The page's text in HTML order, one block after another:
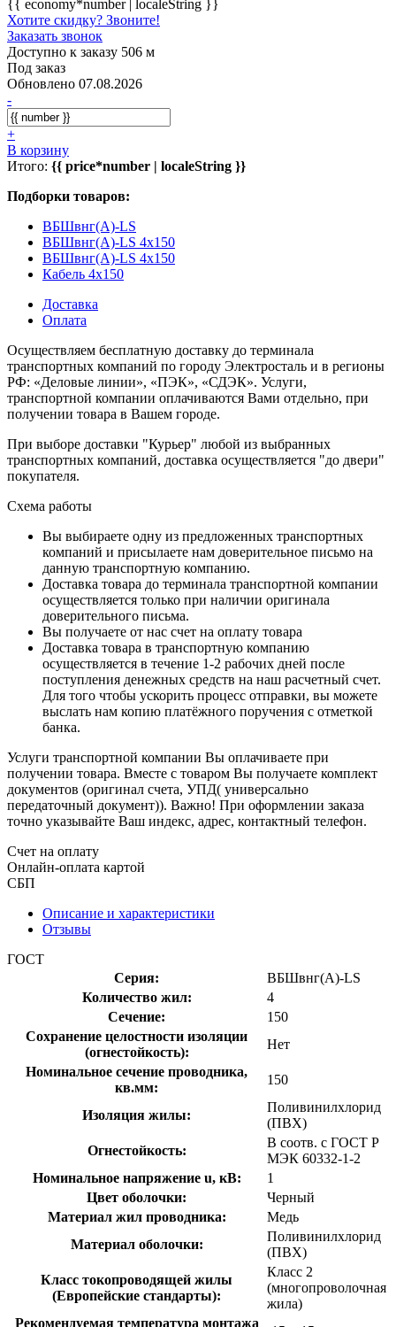
{{ economy*number | localeString }}
Хотите скидку? Звоните!
Заказать звонок
Доступно к заказу 506 м
Под заказ
Обновлено 07.08.2026
-
+
В корзину
Итого: {{ price*number | localeString }}
Подборки товаров:
ВБШвнг(А)-LS
ВБШвнг(А)-LS 4x150
ВБШвнг(A)-LS 4x150
Кабель 4x150
Доставка
Оплата
Осуществляем бесплатную доставку до терминала
транспортных компаний по городу Электросталь и в регионы
РФ: «Деловые линии», «ПЭК», «СДЭК». Услуги,
транспортной компании оплачиваются Вами отдельно, при
получении товара в Вашем городе.
При выборе доставки "Курьер" любой из выбранных
транспортных компаний, доставка осуществляется "до двери"
покупателя.
Схема работы
Вы выбираете одну из предложенных транспортных
компаний и присылаете нам доверительное письмо на
данную транспортную компанию.
Доставка товара до терминала транспортной компании
осуществляется только при наличии оригинала
доверительного письма.
Вы получаете от нас счет на оплату товара
Доставка товара в транспортную компанию
осуществляется в течение 1-2 рабочих дней после
поступления денежных средств на наш расчетный счет.
Для того чтобы ускорить процесс отправки, вы можете
выслать нам копию платёжного поручения с отметкой
банка.
Услуги транспортной компании Вы оплачиваете при
получении товара. Вместе с товаром Вы получаете комплект
документов (оригинал счета, УПД( универсально
передаточный документ)). Важно! При оформлении заказа
точно указывайте Ваш индекс, адрес, контактный телефон.
Счет на оплату
Онлайн-оплата картой
СБП
Описание и характеристики
Отзывы
ГОСТ
Серия:
ВБШвнг(А)-LS
Количество жил:
4
Сечение:
150
Сохранение целостности изоляции
(огнестойкость):
Нет
Номинальное сечение проводника,
кв.мм:
150
Изоляция жилы:
Поливинилхлорид
(ПВХ)
Огнестойкость:
В соотв. с ГОСТ Р
МЭК 60332-1-2
Номинальное напряжение u, кВ:
1
Цвет оболочки:
Черный
Материал жил проводника:
Медь
Материал оболочки:
Поливинилхлорид
(ПВХ)
Класс токопроводящей жилы
(Европейские стандарты):
Класс 2
(многопроволочная
жила)
Рекомендуемая температура монтажа